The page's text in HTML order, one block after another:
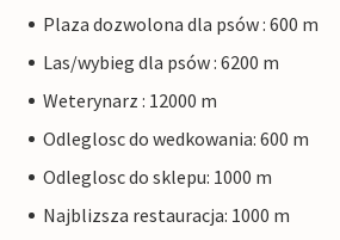
Plaza dozwolona dla psów : 600 m
Las/wybieg dla psów : 6200 m
Weterynarz : 12000 m
Odleglosc do wedkowania: 600 m
Odleglosc do sklepu: 1000 m
Najblizsza restauracja: 1000 m